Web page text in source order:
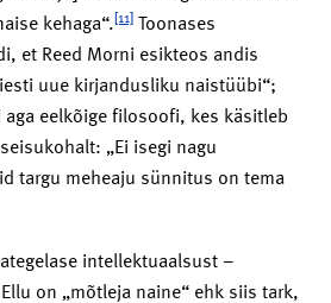
kehaga“.[11] Toonases
et Reed Morni esikteos andis
uue kirjandusliku naistüübi“;
eelkõige filosoofi, kes käsitleb
„Ei isegi nagu
targu meheaju sünnitus on tema
intellektuaalsust –
on „mõtleja naine“ ehk siis tark,